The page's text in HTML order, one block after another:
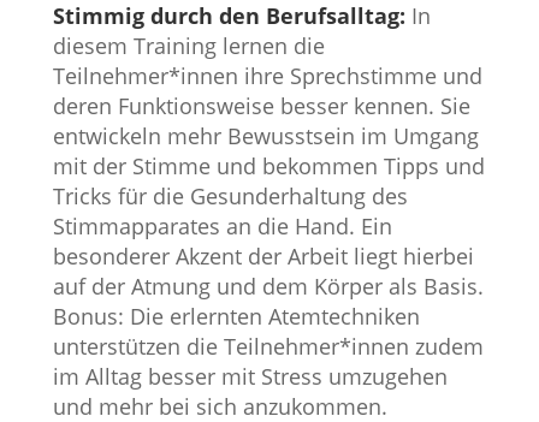
Stimmig durch den Berufsalltag: In
diesem Training lernen die
Teilnehmer*innen ihre Sprechstimme und
deren Funktionsweise besser kennen. Sie
entwickeln mehr Bewusstsein im Umgang
mit der Stimme und bekommen Tipps und
Tricks für die Gesunderhaltung des
Stimmapparates an die Hand. Ein
besonderer Akzent der Arbeit liegt hierbei
auf der Atmung und dem Körper als Basis.
Bonus: Die erlernten Atemtechniken
unterstützen die Teilnehmer*innen zudem
im Alltag besser mit Stress umzugehen
und mehr bei sich anzukommen.